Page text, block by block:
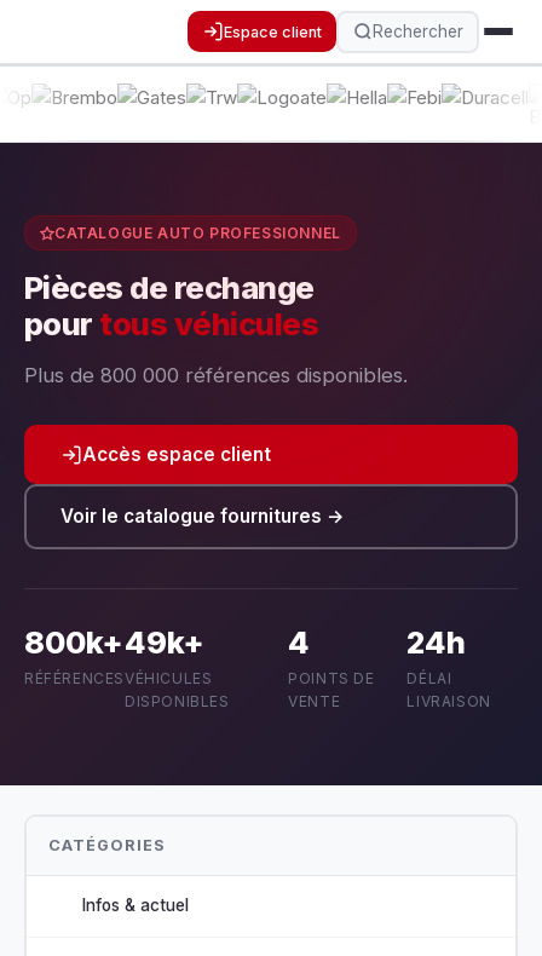
Espace client Rechercher
CATALOGUE AUTO PROFESSIONNEL
Pièces de rechange
pour tous véhicules
Plus de 800 000 références disponibles.
Accès espace client
Voir le catalogue fournitures →
800k+
RÉFÉRENCES
49k+
VÉHICULES
DISPONIBLES
4
POINTS DE
VENTE
24h
DÉLAI
LIVRAISON
CATÉGORIES
Infos & actuel